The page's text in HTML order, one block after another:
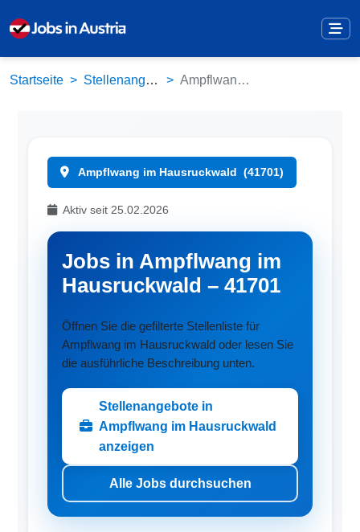
Startseite Stellenangebote Ampflwang im Hausruckwald (41701)
Ampflwang im Hausruckwald (41701)
Aktiv seit 25.02.2026
Jobs in Ampflwang im
Hausruckwald – 41701
Öffnen Sie die gefilterte Stellenliste für
Ampflwang im Hausruckwald oder lesen Sie
die ausführliche Beschreibung unten.
Stellenangebote in
Ampflwang im Hausruckwald
anzeigen
Alle Jobs durchsuchen